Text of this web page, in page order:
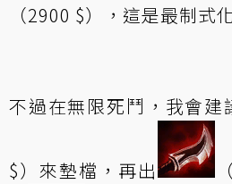
（2900 $），這是最制式
不過在無限死鬥，我會建
$）來墊檔，再出